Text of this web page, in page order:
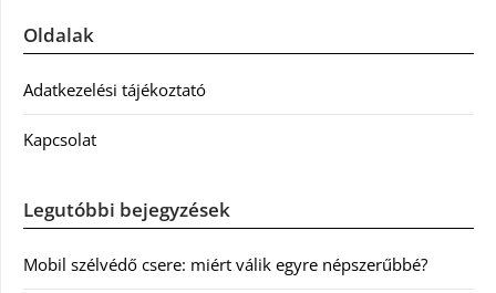
Oldalak
Adatkezelési tájékoztató
Kapcsolat
Legutóbbi bejegyzések
Mobil szélvédő csere: miért válik egyre népszerűbbé?